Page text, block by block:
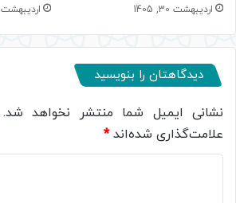
اردیبهشت 30, 1405 اردیبهشت 16, 1405
دیدگاهتان را بنویسید
نشانی ایمیل شما منتشر نخواهد شد.
علامت‌گذاری شده‌اند*